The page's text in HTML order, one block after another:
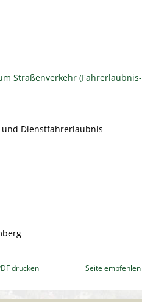
Straßenverkehr (Fahrerlaubnis-
Dienstfahrerlaubnis
drucken Seite empfehlen